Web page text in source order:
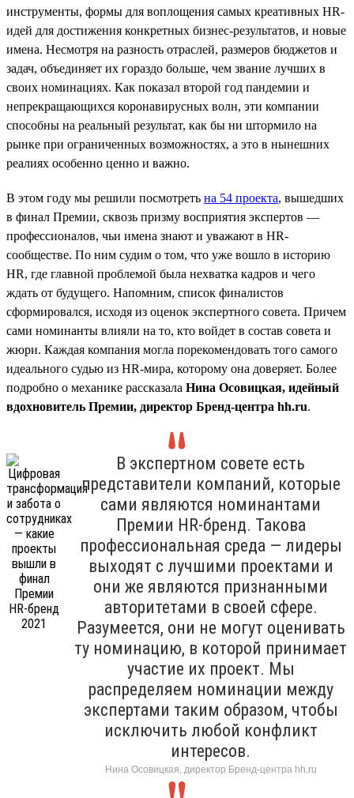
инструменты, формы для воплощения самых креативных HR-
идей для достижения конкретных бизнес-результатов, и новые
имена. Несмотря на разность отраслей, размеров бюджетов и
задач, объединяет их гораздо больше, чем звание лучших в
своих номинациях. Как показал второй год пандемии и
непрекращающихся коронавирусных волн, эти компании
способны на реальный результат, как бы ни штормило на
рынке при ограниченных возможностях, а это в нынешних
реалиях особенно ценно и важно.
В этом году мы решили посмотреть на 54 проекта, вышедших
в финал Премии, сквозь призму восприятия экспертов —
профессионалов, чьи имена знают и уважают в HR-
сообществе. По ним судим о том, что уже вошло в историю
HR, где главной проблемой была нехватка кадров и чего
ждать от будущего. Напомним, список финалистов
сформировался, исходя из оценок экспертного совета. Причем
сами номинанты влияли на то, кто войдет в состав совета и
жюри. Каждая компания могла порекомендовать того самого
идеального судью из HR-мира, которому она доверяет. Более
подробно о механике рассказала Нина Осовицкая, идейный
вдохновитель Премии, директор Бренд-центра hh.ru.
В экспертном совете есть
представители компаний, которые
сами являются номинантами
Премии HR-бренд. Такова
профессиональная среда — лидеры
выходят с лучшими проектами и
они же являются признанными
авторитетами в своей сфере.
Разумеется, они не могут оценивать
ту номинацию, в которой принимает
участие их проект. Мы
распределяем номинации между
экспертами таким образом, чтобы
исключить любой конфликт
интересов.
Нина Осовицкая, директор Бренд-центра hh.ru